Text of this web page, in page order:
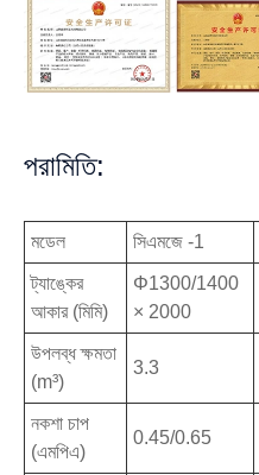
পরামিতি:
মডেল সিএমজে -1
ট্যাঙ্কের
আকার (মিমি)
Φ1300/1400
× 2000
উপলব্ধ ক্ষমতা
(m³)
3.3
নকশা চাপ
(এমপিএ)
0.45/0.65